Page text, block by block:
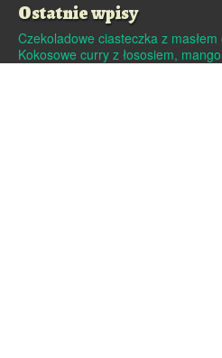
Ostatnie wpisy
Czekoladowe ciasteczka z
Kokosowe curry z łososiem,